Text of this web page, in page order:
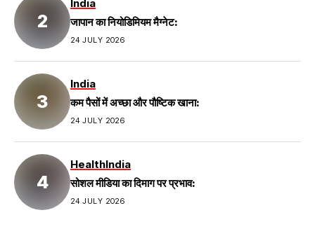
India
जापान का नियोडिमियम मैग्नेट:
24 JULY 2026
India
कम पैसों में अच्छा और पौष्टिक खाना:
24 JULY 2026
HealthIndia
सोशल मीडिया का दिमाग पर प्रभाव:
24 JULY 2026